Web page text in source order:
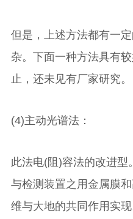
但是，上述方法都有一
杂。下面一种方法具有
止，还未见有厂家研究。
(4)主动光谱法：
此法电(阻)容法的改进
与检测装置之用金属膜
维与大地的共同作用实现